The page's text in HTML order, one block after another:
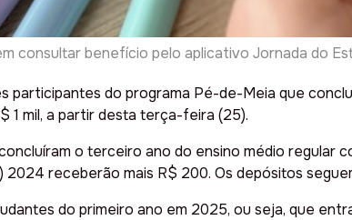
consultar benefício pelo aplicativo Jornada do
participantes do programa Pé-de-Meia que
1 mil, a partir desta terça-feira (25).
o terceiro ano do ensino médio regular
2024 receberão mais R$ 200. Os depósitos
do primeiro ano em 2025, ou seja, que